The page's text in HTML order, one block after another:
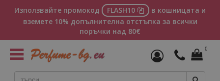
Използвайте промокод FLASH10
в кошницата и
вземете 10% допълнителна отстъпка за всички
поръчки над 80€
Toggle
navigation
0